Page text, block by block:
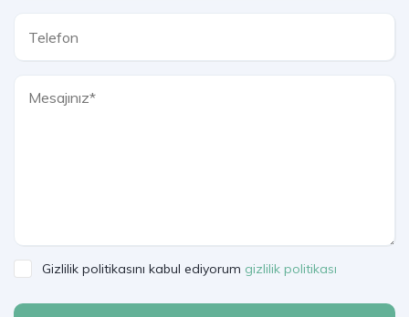
Gizlilik politikasını kabul ediyorum gizlilik politikası